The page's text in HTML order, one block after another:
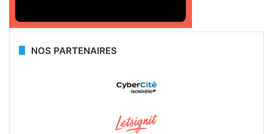
NOS PARTENAIRES